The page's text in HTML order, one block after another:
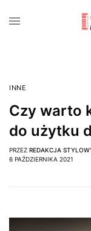
INNE
Czy warto
do użytku
PRZEZ REDAKCJA
6 PAŹDZIERNIKA 2021